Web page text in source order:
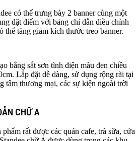
có thể trưng bày 2 banner cùng một
đặt điểm với bảng chỉ dẫn điều chỉnh
thể tăng giảm kích thước treo banner.
bằng sắt sơn tĩnh điện màu đen chiều
Lắp đặt dễ dàng, sử dụng rộng rãi tại
tâm thương mại, các sự kiện ngoài trời
CHỮ A
phẩm rất được các quán cafe, trà sữa, cửa